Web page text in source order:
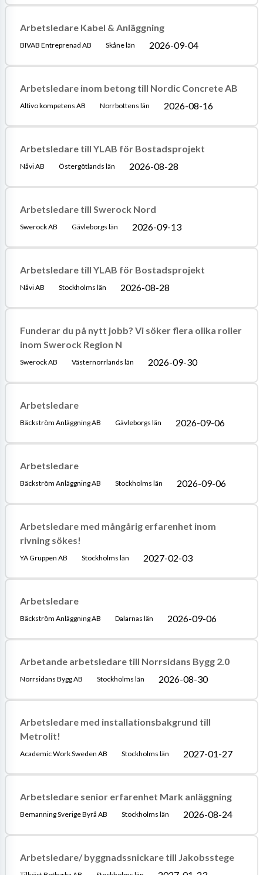
Arbetsledare Kabel & Anläggning
BIVAB Entreprenad AB Skåne län 2026-09-04
Arbetsledare inom betong till Nordic Concrete AB
Altivo kompetens AB Norrbottens län 2026-08-16
Arbetsledare till YLAB för Bostadsprojekt
Nåvi AB Östergötlands län 2026-08-28
Arbetsledare till Swerock Nord
Swerock AB Gävleborgs län 2026-09-13
Arbetsledare till YLAB för Bostadsprojekt
Nåvi AB Stockholms län 2026-08-28
Funderar du på nytt jobb? Vi söker flera olika roller
inom Swerock Region N
Swerock AB Västernorrlands län 2026-09-30
Arbetsledare
Bäckström Anläggning AB Gävleborgs län 2026-09-06
Arbetsledare
Bäckström Anläggning AB Stockholms län 2026-09-06
Arbetsledare med mångårig erfarenhet inom
rivning sökes!
YA Gruppen AB Stockholms län 2027-02-03
Arbetsledare
Bäckström Anläggning AB Dalarnas län 2026-09-06
Arbetande arbetsledare till Norrsidans Bygg 2.0
Norrsidans Bygg AB Stockholms län 2026-08-30
Arbetsledare med installationsbakgrund till
Metrolit!
Academic Work Sweden AB Stockholms län 2027-01-27
Arbetsledare senior erfarenhet Mark anläggning
Bemanning Sverige Byrå AB Stockholms län 2026-08-24
Arbetsledare/ byggnadssnickare till Jakobsstege